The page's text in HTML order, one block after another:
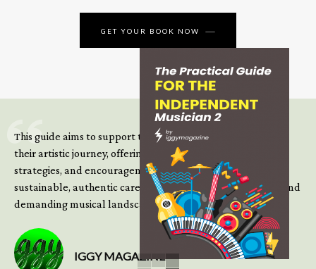
GET YOUR BOOK NOW
This guide aims to support those climbing the next steps of
their artistic journey, offering practical insight, updated
strategies, and encouragement to continue building
sustainable, authentic careers in an increasingly complex and
demanding musical landscape.
IGGY MAGAZINE